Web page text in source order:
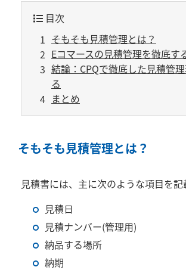
目次
そもそも見積管理とは？
Eコマースの見積管理を徹底す
結論：CPQで徹底した見積管
る
まとめ
そもそも見積管理とは？
見積書には、主に次のような項目を記
見積日
見積ナンバー(管理用)
納品する場所
納期